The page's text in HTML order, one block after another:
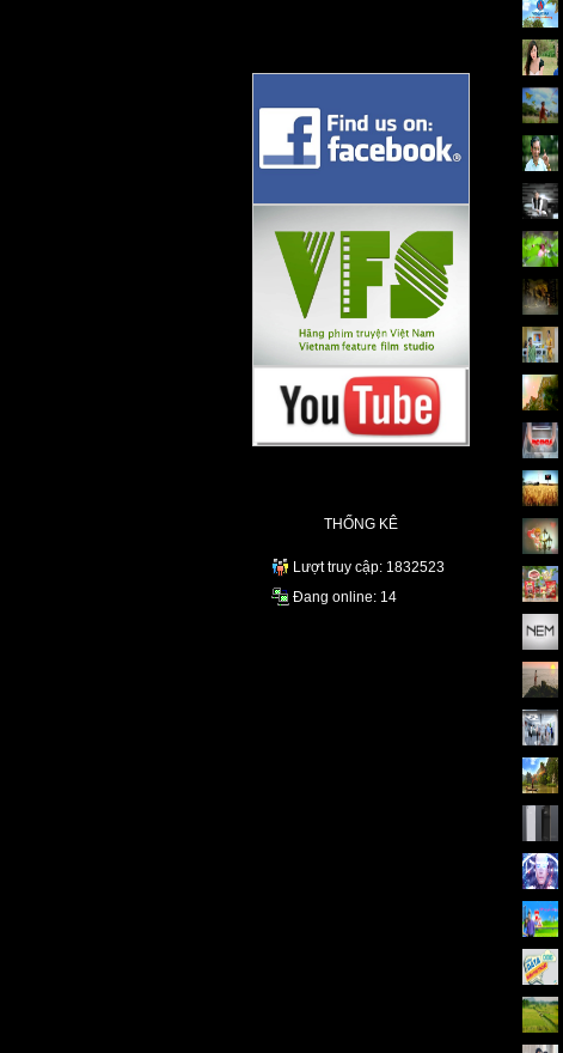
THỐNG KÊ
Lượt truy cập: 1832523
Đang online: 14